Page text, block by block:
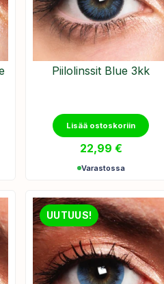
Piilolinssit Blue 3kk
Lisää ostoskoriin
22,99 €
Varastossa
UUTUUS!